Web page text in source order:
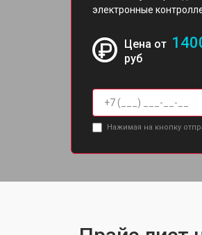
электронные
Цена от
руб
Нажимая на кнопку